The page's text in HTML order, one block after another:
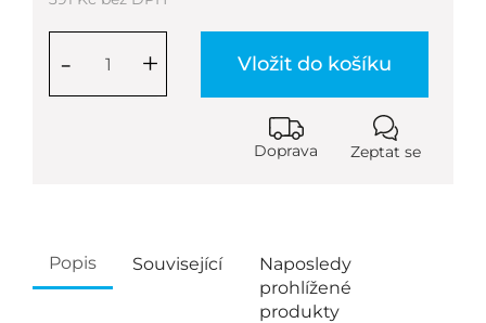
+
- Vložit do košíku
Doprava Zeptat se
Popis Související
Naposledy
prohlížené
produkty